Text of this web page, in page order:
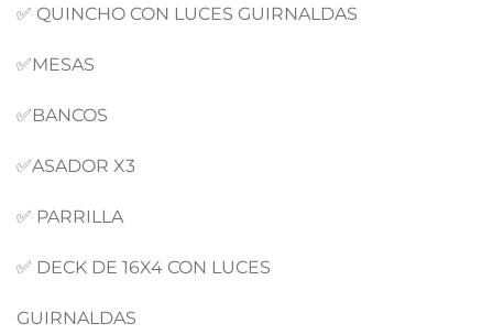
✅ QUINCHO CON LUCES GUIRNALDAS
✅MESAS
✅BANCOS
✅ASADOR X3
✅ PARRILLA
✅ DECK DE 16X4 CON LUCES
GUIRNALDAS